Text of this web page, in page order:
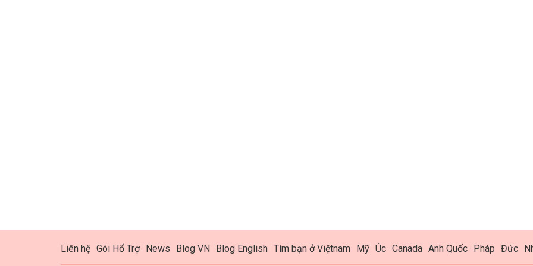
Liên hệ Gói Hổ Trợ News Blog VN Blog English Tìm bạn ở Việtnam Mỹ Úc Canada Anh Quốc Pháp Đức